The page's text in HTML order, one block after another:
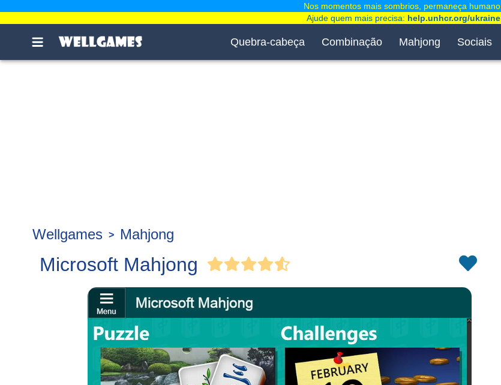
Quebra-cabeça Combinação Mahjong Sociais
Wellgames Mahjong
Microsoft Mahjong
Nos momentos mais sombrios, permaneça humano.
Ajude quem mais precisa: help.unhcr.org/ukraine